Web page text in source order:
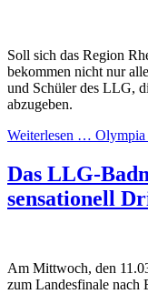
Soll sich das Region
bekommen nicht nur
und Schüler des LLG,
abzugeben.
Weiterlesen … Olympia
Das LLG-
sensationell
Am Mittwoch, den
zum Landesfinale nach